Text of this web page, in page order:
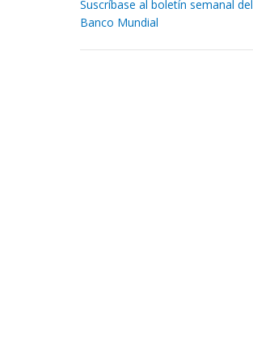
Suscríbase al boletín semanal del
Banco Mundial